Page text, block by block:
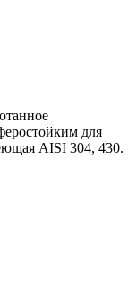
для
AISI 304, 430.